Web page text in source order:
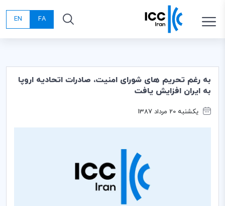
FA
EN
به رغم تحریم های شورای امنیت، صادرات اتحادیه اروپا
به ایران افزایش یافت
یکشنبه 20 مرداد 1387